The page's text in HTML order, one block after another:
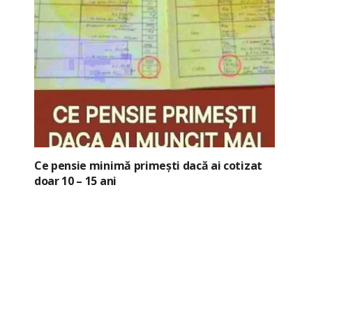
Ce pensie minimă primești dacă ai cotizat
doar 10 – 15 ani